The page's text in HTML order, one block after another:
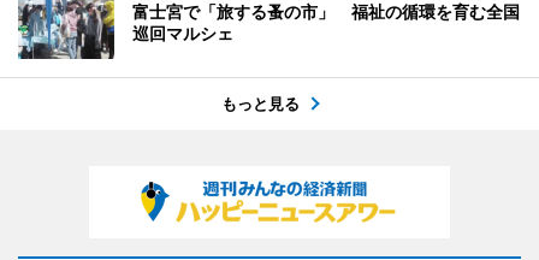
富士宮で「旅する蚤の市」 福祉の循環を育む全国
巡回マルシェ
もっと見る